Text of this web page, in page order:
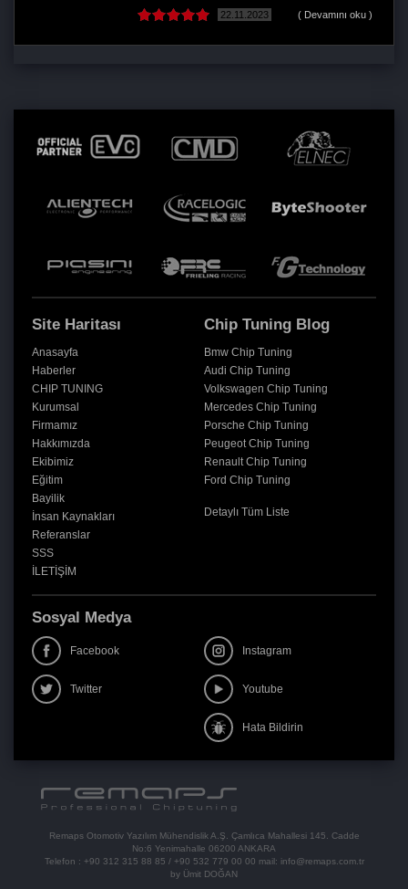
22.11.2023 ( Devamını oku )
Site Haritası
Anasayfa
Haberler
CHIP TUNING
Kurumsal
Firmamız
Hakkımızda
Ekibimiz
Eğitim
Bayilik
İnsan Kaynakları
Referanslar
SSS
İLETİŞİM
Chip Tuning Blog
Bmw Chip Tuning
Audi Chip Tuning
Volkswagen Chip Tuning
Mercedes Chip Tuning
Porsche Chip Tuning
Peugeot Chip Tuning
Renault Chip Tuning
Ford Chip Tuning
Detaylı Tüm Liste
Sosyal Medya
Facebook Instagram
Twitter Youtube
Hata Bildirin
Remaps Otomotiv Yazılım Mühendislik A.Ş. Çamlıca Mahallesi 145. Cadde
No:6 Yenimahalle 06200 ANKARA
Telefon : +90 312 315 88 85 / +90 532 779 00 00 mail: info@remaps.com.tr
by Ümit DOĞAN